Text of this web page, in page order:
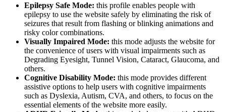
Epilepsy Safe Mode: this profile enables people with
epilepsy to use the website safely by eliminating the risk of
seizures that result from flashing or blinking animations and
risky color combinations.
Visually Impaired Mode: this mode adjusts the website for
the convenience of users with visual impairments such as
Degrading Eyesight, Tunnel Vision, Cataract, Glaucoma, and
others.
Cognitive Disability Mode: this mode provides different
assistive options to help users with cognitive impairments
such as Dyslexia, Autism, CVA, and others, to focus on the
essential elements of the website more easily.